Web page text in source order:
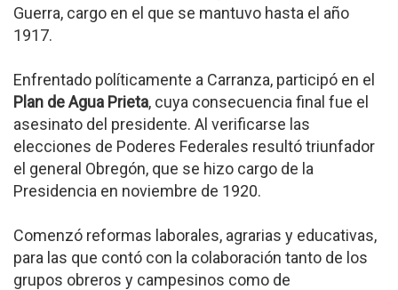
Guerra, cargo en el que se mantuvo hasta el año
1917.
Enfrentado políticamente a Carranza, participó en el
Plan de Agua Prieta, cuya consecuencia final fue el
asesinato del presidente. Al verificarse las
elecciones de Poderes Federales resultó triunfador
el general Obregón, que se hizo cargo de la
Presidencia en noviembre de 1920.
Comenzó reformas laborales, agrarias y educativas,
para las que contó con la colaboración tanto de los
grupos obreros y campesinos como de